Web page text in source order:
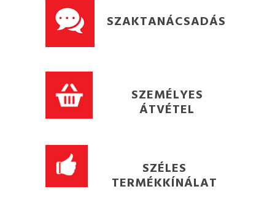
SZAKTANÁCSADÁS
SZEMÉLYES
ÁTVÉTEL
SZÉLES
TERMÉKKÍNÁLAT